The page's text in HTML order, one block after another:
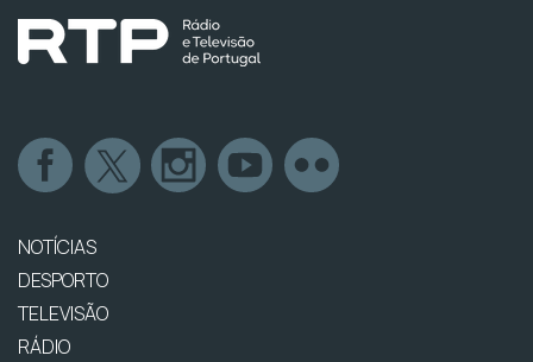
NOTÍCIAS
DESPORTO
TELEVISÃO
RÁDIO